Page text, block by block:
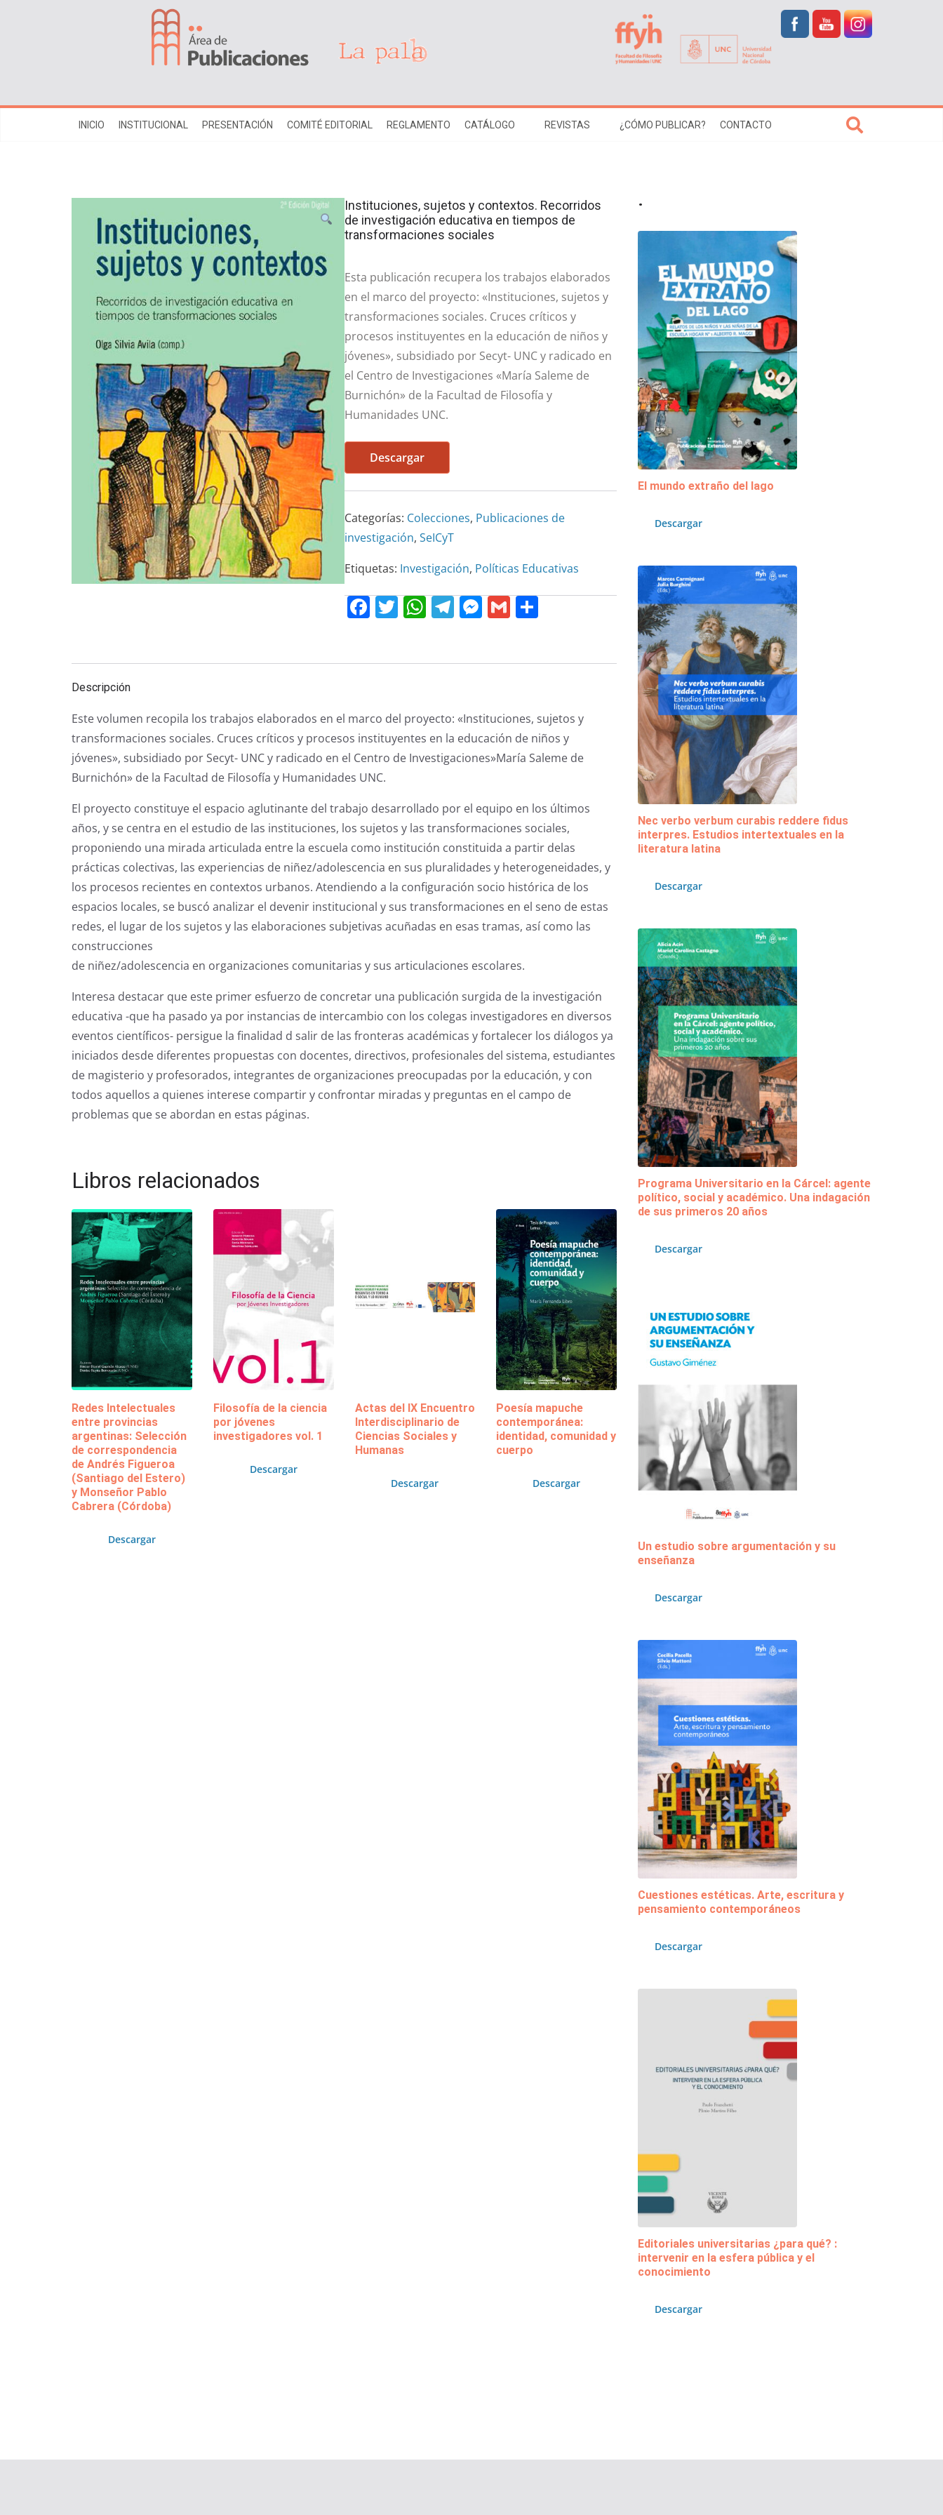
INICIO INSTITUCIONAL PRESENTACIÓN COMITÉ EDITORIAL REGLAMENTO CATÁLOGO REVISTAS ¿CÓMO PUBLICAR? CONTACTO
Instituciones, sujetos y contextos. Recorridos
de investigación educativa en tiempos de
transformaciones sociales
Esta publicación recupera los trabajos elaborados
en el marco del proyecto: «Instituciones, sujetos y
transformaciones sociales. Cruces críticos y
procesos instituyentes en la educación de niños y
jóvenes», subsidiado por Secyt- UNC y radicado en
el Centro de Investigaciones «María Saleme de
Burnichón» de la Facultad de Filosofía y
Humanidades UNC.
Descargar
Categorías: Colecciones, Publicaciones de
investigación, SeICyT
Etiquetas: Investigación, Políticas Educativas
F
e
o
o
k
T
er
W
s
p
p
T
gr
m
M
e
g
er
G
l
C
p
tir
Descripción
Este volumen recopila los trabajos elaborados en el marco del proyecto: «Instituciones, sujetos y
transformaciones sociales. Cruces críticos y procesos instituyentes en la educación de niños y
jóvenes», subsidiado por Secyt- UNC y radicado en el Centro de Investigaciones»María Saleme de
Burnichón» de la Facultad de Filosofía y Humanidades UNC.
El proyecto constituye el espacio aglutinante del trabajo desarrollado por el equipo en los últimos
años, y se centra en el estudio de las instituciones, los sujetos y las transformaciones sociales,
proponiendo una mirada articulada entre la escuela como institución constituida a partir delas
prácticas colectivas, las experiencias de niñez/adolescencia en sus pluralidades y heterogeneidades, y
los procesos recientes en contextos urbanos. Atendiendo a la configuración socio histórica de los
espacios locales, se buscó analizar el devenir institucional y sus transformaciones en el seno de estas
redes, el lugar de los sujetos y las elaboraciones subjetivas acuñadas en esas tramas, así como las
construcciones
de niñez/adolescencia en organizaciones comunitarias y sus articulaciones escolares.
Interesa destacar que este primer esfuerzo de concretar una publicación surgida de la investigación
educativa -que ha pasado ya por instancias de intercambio con los colegas investigadores en diversos
eventos científicos- persigue la finalidad d salir de las fronteras académicas y fortalecer los diálogos ya
iniciados desde diferentes propuestas con docentes, directivos, profesionales del sistema, estudiantes
de magisterio y profesorados, integrantes de organizaciones preocupadas por la educación, y con
todos aquellos a quienes interese compartir y confrontar miradas y preguntas en el campo de
problemas que se abordan en estas páginas.
Libros relacionados
Redes Intelectuales
entre provincias
argentinas: Selección
de correspondencia
de Andrés Figueroa
(Santiago del Estero)
y Monseñor Pablo
Cabrera (Córdoba)
Descargar
Filosofía de la ciencia
por jóvenes
investigadores vol. 1
Descargar
Actas del IX Encuentro
Interdisciplinario de
Ciencias Sociales y
Humanas
Descargar
Poesía mapuche
contemporánea:
identidad, comunidad y
cuerpo
Descargar
.
El mundo extraño del lago
Descargar
Nec verbo verbum curabis reddere fidus
interpres. Estudios intertextuales en la
literatura latina
Descargar
Programa Universitario en la Cárcel: agente
político, social y académico. Una indagación
de sus primeros 20 años
Descargar
Un estudio sobre argumentación y su
enseñanza
Descargar
Cuestiones estéticas. Arte, escritura y
pensamiento contemporáneos
Descargar
Editoriales universitarias ¿para qué? :
intervenir en la esfera pública y el
conocimiento
Descargar